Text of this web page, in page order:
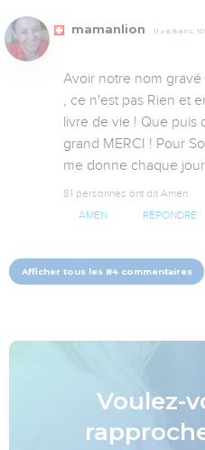
mamanlion Il y a 8 ans,
Avoir notre nom gravé
, ce n'est pas Rien et
livre de vie ! Que puis
grand MERCI ! Pour
me donne chaque
81 personnes ont dit Amen
AMEN RÉPONDRE
Afficher tous les 84 commentaires
Voulez-